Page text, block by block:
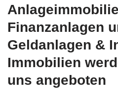
Finanzanlagen
Geldanlagen &
Immobilien
uns angeboten